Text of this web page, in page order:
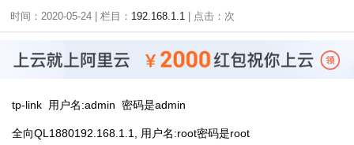
时间：2020-05-24 | 栏目： 192.168.1.1 | 点击： 次
tp-link 用户名:admin 密码是admin
全向QL1880192.168.1.1, 用户名:root密码是root